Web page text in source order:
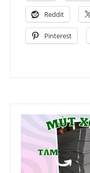
Reddit
Pinterest